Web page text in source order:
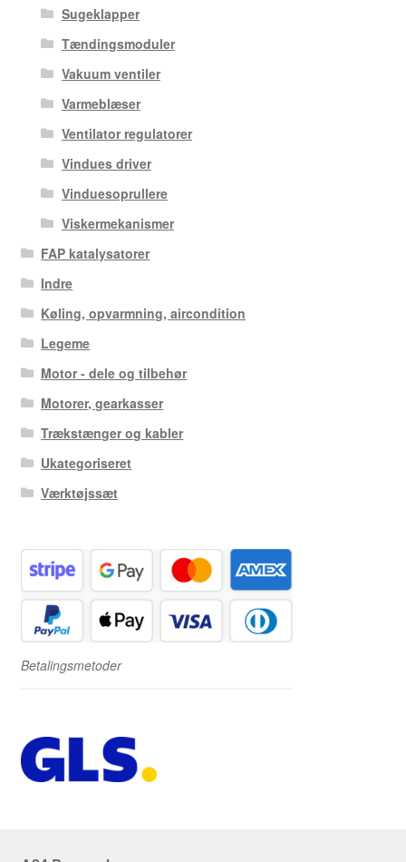
Sugeklapper
Tændingsmoduler
Vakuum ventiler
Varmeblæser
Ventilator regulatorer
Vindues driver
Vinduesoprullere
Viskermekanismer
FAP katalysatorer
Indre
Køling, opvarmning, aircondition
Legeme
Motor - dele og tilbehør
Motorer, gearkasser
Trækstænger og kabler
Ukategoriseret
Værktøjssæt
Betalingsmetoder